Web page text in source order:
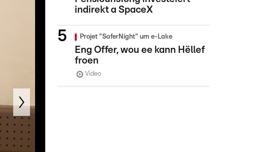
indirekt a SpaceX
Projet "SaferNight" um e-Lake
Eng Offer, wou ee kann Hëllef
froen
Video